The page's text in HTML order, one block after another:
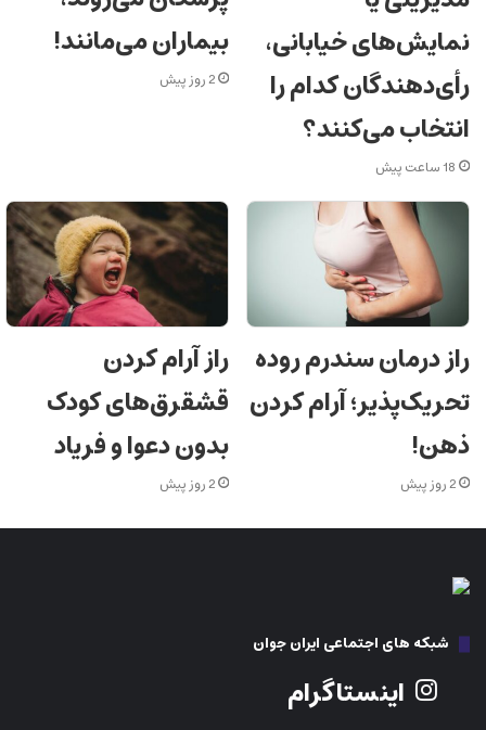
نمایش‌های خیابانی،
رأی‌دهندگان کدام را
انتخاب می‌کنند؟
18 ساعت پیش
بیماران می‌مانند!
2 روز پیش
راز درمان سندرم روده
تحریک‌پذیر؛ آرام کردن
ذهن!
2 روز پیش
راز آرام کردن
قشقرق‌های کودک
بدون دعوا و فریاد
2 روز پیش
شبکه های اجتماعی ایران جوان
اینستاگرام